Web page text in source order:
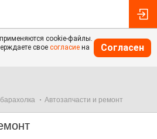
cookie-файлы.
свое согласие на
Согласен
Автозапчасти и ремонт